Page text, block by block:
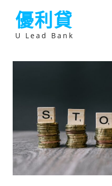
優利貸
U Lead Bank